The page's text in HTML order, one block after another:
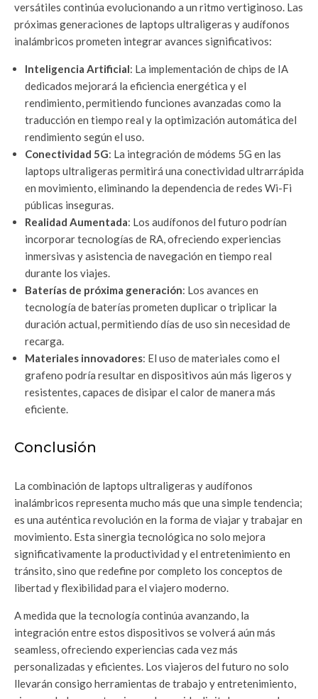
versátiles continúa evolucionando a un ritmo vertiginoso. Las
próximas generaciones de laptops ultraligeras y audífonos
inalámbricos prometen integrar avances significativos:
Inteligencia Artificial: La implementación de chips de IA
dedicados mejorará la eficiencia energética y el
rendimiento, permitiendo funciones avanzadas como la
traducción en tiempo real y la optimización automática del
rendimiento según el uso.
Conectividad 5G: La integración de módems 5G en las
laptops ultraligeras permitirá una conectividad ultrarrápida
en movimiento, eliminando la dependencia de redes Wi-Fi
públicas inseguras.
Realidad Aumentada: Los audífonos del futuro podrían
incorporar tecnologías de RA, ofreciendo experiencias
inmersivas y asistencia de navegación en tiempo real
durante los viajes.
Baterías de próxima generación: Los avances en
tecnología de baterías prometen duplicar o triplicar la
duración actual, permitiendo días de uso sin necesidad de
recarga.
Materiales innovadores: El uso de materiales como el
grafeno podría resultar en dispositivos aún más ligeros y
resistentes, capaces de disipar el calor de manera más
eficiente.
Conclusión
La combinación de laptops ultraligeras y audífonos
inalámbricos representa mucho más que una simple tendencia;
es una auténtica revolución en la forma de viajar y trabajar en
movimiento. Esta sinergia tecnológica no solo mejora
significativamente la productividad y el entretenimiento en
tránsito, sino que redefine por completo los conceptos de
libertad y flexibilidad para el viajero moderno.
A medida que la tecnología continúa avanzando, la
integración entre estos dispositivos se volverá aún más
seamless, ofreciendo experiencias cada vez más
personalizadas y eficientes. Los viajeros del futuro no solo
llevarán consigo herramientas de trabajo y entretenimiento,